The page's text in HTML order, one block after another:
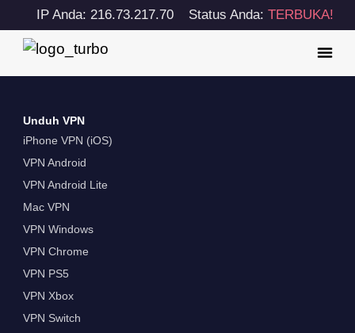
IP Anda: 216.73.217.70 Status Anda:TERBUKA!
Unduh VPN
iPhone VPN (iOS)
VPN Android
VPN Android Lite
Mac VPN
VPN Windows
VPN Chrome
VPN PS5
VPN Xbox
VPN Switch